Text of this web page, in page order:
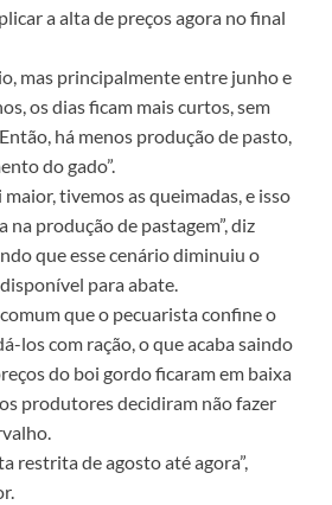
a alta de preços agora no final
mas principalmente entre junho e
os dias ficam mais curtos, sem
há menos produção de pasto,
do gado”.
maior, tivemos as queimadas, e isso
na produção de pastagem”, diz
que esse cenário diminuiu o
para abate.
que o pecuarista confine o
los com ração, o que acaba saindo
do boi gordo ficaram em baixa
produtores decidiram não fazer
restrita de agosto até agora”,